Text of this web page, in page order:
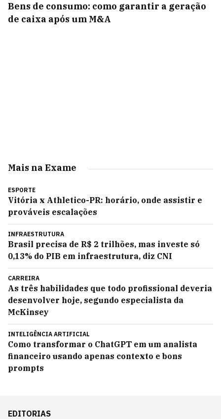
Bens de consumo: como garantir a geração
de caixa após um M&A
Mais na Exame
ESPORTE
Vitória x Athletico-PR: horário, onde assistir e
prováveis escalações
INFRAESTRUTURA
Brasil precisa de R$ 2 trilhões, mas investe só
0,13% do PIB em infraestrutura, diz CNI
CARREIRA
As três habilidades que todo profissional deveria
desenvolver hoje, segundo especialista da
McKinsey
INTELIGÊNCIA ARTIFICIAL
Como transformar o ChatGPT em um analista
financeiro usando apenas contexto e bons
prompts
EDITORIAS